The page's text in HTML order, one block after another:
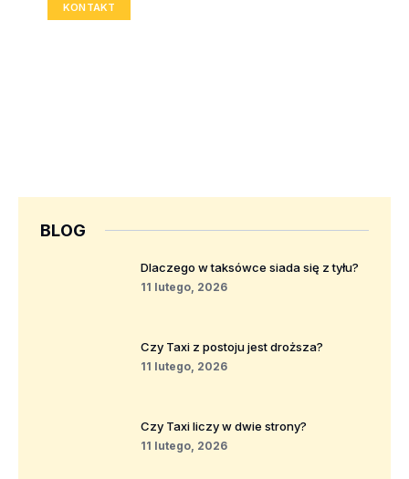
KONTAKT
BLOG
Dlaczego w taksówce siada się z tyłu?
11 lutego, 2026
Czy Taxi z postoju jest droższa?
11 lutego, 2026
Czy Taxi liczy w dwie strony?
11 lutego, 2026